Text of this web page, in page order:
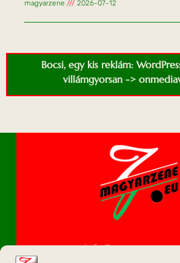
magyarzene 2026-07-12
Bocsi, egy kis reklám:
villámgyorsan ->